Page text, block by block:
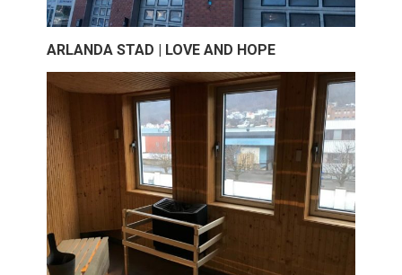
ARLANDA STAD | LOVE AND HOPE